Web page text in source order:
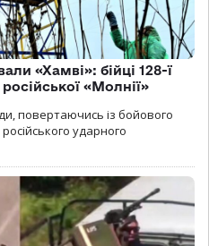
«Хамві»: бійці 128-ї
«Молнії»
повертаючись із бойового
ударного